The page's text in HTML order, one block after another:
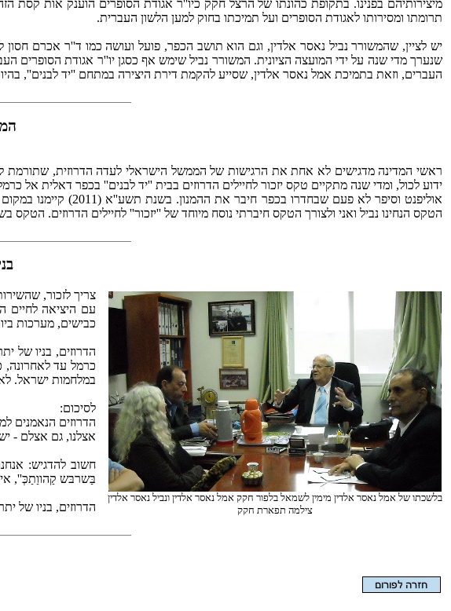
מיצירותיהם בפנינו. בתקופת כהונתו של הרצל חקק כיו''ר אגודת הסופרים הוענק אות קסת
תרומתו ומסירותו לאגודת הסופרים ועל תמיכתו בחוק למען הלשון העברית.
יש לציין, שהמשורר נביל נאסר אלדין, וגם הוא תושב הכפר, פועל ועושה כמו ד''ר אכרם חסון
העברים, וזאת בתמיכת אמל נאסר אלדין, שסייע להקמת דירת היצירה במתחם ''יד לבנים'',
ראשי המדינה מדגישים לא אחת את הרגישות של הממשל הישראלי לעדה הדרוזית, שתורמת
ידוע לכול, ומדי שנה מתקיים טקס יזכור לחיילים הדרוזים בבית ''יד לבנים'' בכפר דאלית אל
אוליפנט וסיפר לא
הטקס הנחינו נביל ואני ולצורך הטקס חיברתי נוסח מיוחד של ''יזכור'' לחיילים הדרוזים. הטקס
בלשכתו של אמל נאסר אלדין מימין לשמאל בלפור חקק אמל נאסר אלדין ונביל נאסר אלדין
צילמה תפארת חקק
צריך לזכור,
עם היציאה לחיים
כבישים, מערכות
הדרוזים, בניו של
כרמל עד לאחרונה,
במלחמות ישראל.
לסיכום:
הדרוזים הנאמנים
אצלנו, גם אצלם -
חשוב להדגיש:
בַּשרבּש קַהווַתַכְּ'',
הדרוזים, בניו של